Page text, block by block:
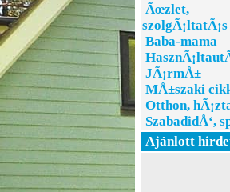
Ãœzlet,
szolgÃ¡ltatÃ¡s
Baba-mama
JÃ¡rmÅ±
MÅ±szaki
Otthon,
SzabadidÅ‘,
Ajánlott